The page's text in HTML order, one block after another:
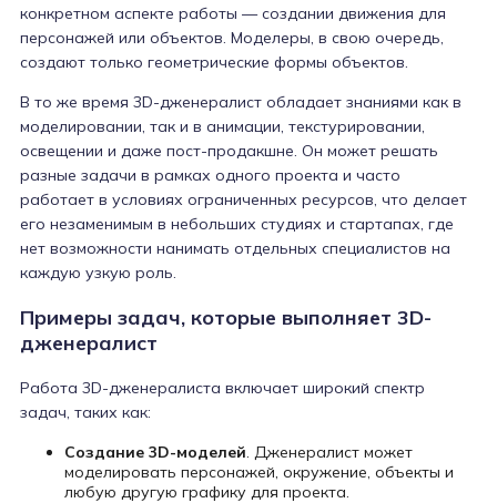
конкретном аспекте работы — создании движения для
персонажей или объектов. Моделеры, в свою очередь,
создают только геометрические формы объектов.
В то же время 3D-дженералист обладает знаниями как в
моделировании, так и в анимации, текстурировании,
освещении и даже пост-продакшне. Он может решать
разные задачи в рамках одного проекта и часто
работает в условиях ограниченных ресурсов, что делает
его незаменимым в небольших студиях и стартапах, где
нет возможности нанимать отдельных специалистов на
каждую узкую роль.
Примеры задач, которые выполняет 3D-
дженералист
Работа 3D-дженералиста включает широкий спектр
задач, таких как:
Создание 3D-моделей. Дженералист может
моделировать персонажей, окружение, объекты и
любую другую графику для проекта.